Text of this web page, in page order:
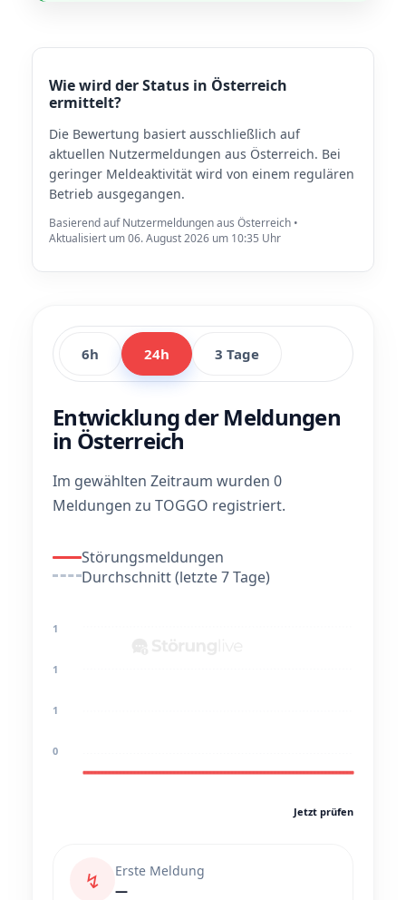
Wie wird der Status in Österreich
ermittelt?
Die Bewertung basiert ausschließlich auf
aktuellen Nutzermeldungen aus Österreich. Bei
geringer Meldeaktivität wird von einem regulären
Betrieb ausgegangen.
Basierend auf Nutzermeldungen aus Österreich •
Aktualisiert um 06. August 2026 um 10:35 Uhr
6h 24h 3 Tage
Entwicklung der Meldungen
in Österreich
Im gewählten Zeitraum wurden 0
Meldungen zu TOGGO registriert.
Störungsmeldungen
Durchschnitt (letzte 7 Tage)
1
1
1
0
Jetzt prüfen
↯
Erste Meldung
—